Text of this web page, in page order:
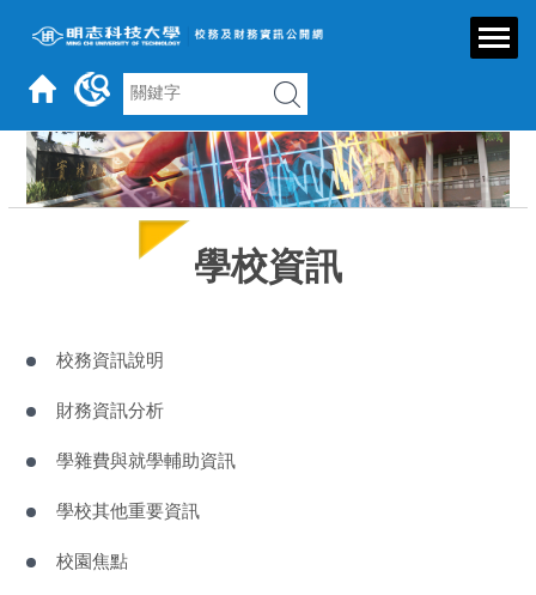
內
容
區
學校資訊
校務資訊說明
財務資訊分析
學雜費與就學輔助資訊
學校其他重要資訊
校園焦點